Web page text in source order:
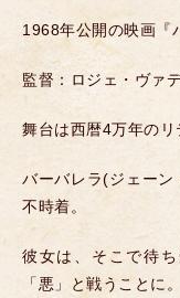
1968年公開の映画『
監督：ロジェ・ヴァ
舞台は西暦4万年のリ
バーバレラ(ジェーン
不時着。
彼女は、そこで待
「悪」と戦うことに。